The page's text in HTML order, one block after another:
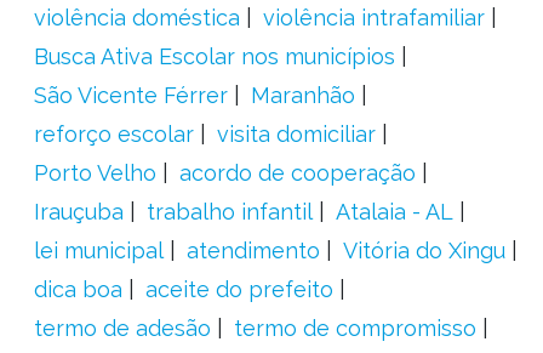
violência doméstica
violência intrafamiliar
Busca Ativa Escolar nos municípios
São Vicente Férrer
Maranhão
reforço escolar
visita domiciliar
Porto Velho
acordo de cooperação
Irauçuba
trabalho infantil
Atalaia - AL
lei municipal
atendimento
Vitória do Xingu
dica boa
aceite do prefeito
termo de adesão
termo de compromisso